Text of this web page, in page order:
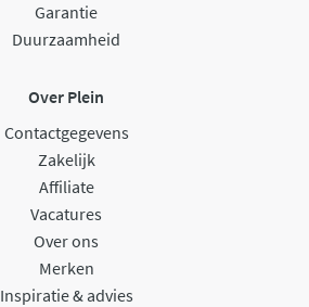
Garantie
Duurzaamheid
Over Plein
Contactgegevens
Zakelijk
Affiliate
Vacatures
Over ons
Merken
Inspiratie & advies